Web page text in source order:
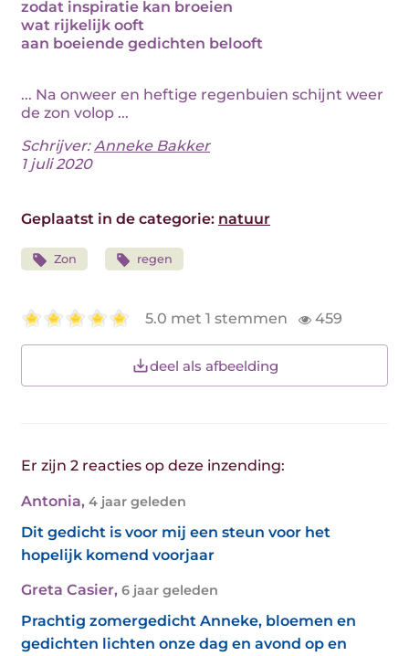
zodat inspiratie kan broeien
wat rijkelijk ooft
aan boeiende gedichten belooft
... Na onweer en heftige regenbuien schijnt weer
de zon volop ...
Schrijver:Anneke Bakker
1 juli 2020
Geplaatst in de categorie: natuur
Zon regen
5.0 met 1 stemmen 459
deel als afbeelding
Er zijn 2 reacties op deze inzending:
Antonia, 4 jaar geleden
Dit gedicht is voor mij een steun voor het
hopelijk komend voorjaar
Greta Casier, 6 jaar geleden
Prachtig zomergedicht Anneke, bloemen en
gedichten lichten onze dag en avond op en